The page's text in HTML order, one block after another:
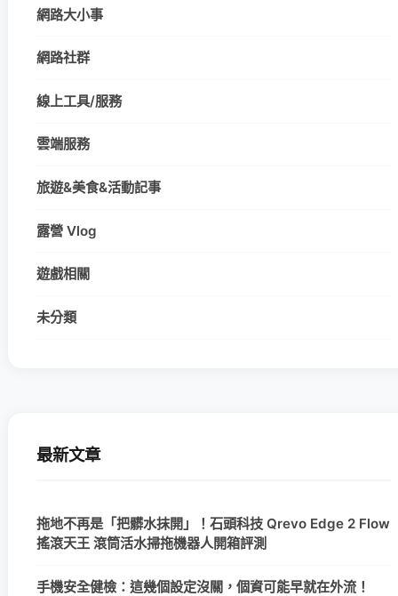
網路大小事
網路社群
線上工具/服務
雲端服務
旅遊&美食&活動記事
露營 Vlog
遊戲相關
未分類
最新文章
拖地不再是「把髒水抹開」！石頭科技 Qrevo Edge 2 Flow
搖滾天王 滾筒活水掃拖機器人開箱評測
手機安全健檢：這幾個設定沒關，個資可能早就在外流！